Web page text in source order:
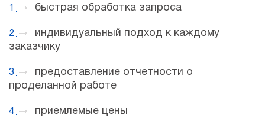
быстрая обработка запроса
индивидуальный подход к каждому
заказчику
предоставление отчетности о
проделанной работе
приемлемые цены